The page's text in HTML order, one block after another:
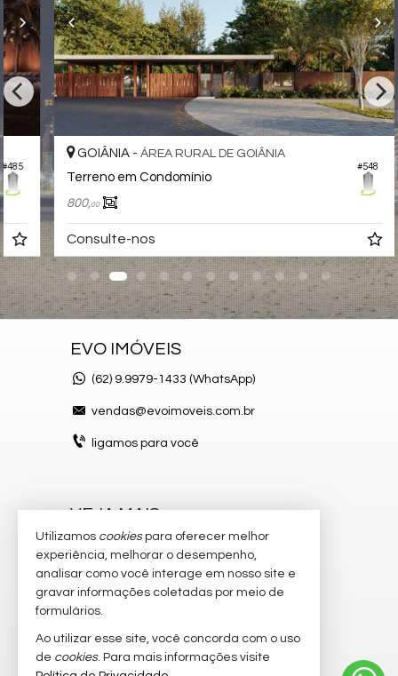
GOIÂNIA -ÁREA RURAL DE GOIÂNIA
Terreno em Condomínio
800,
00
Consulte-nos
EVO IMÓVEIS
(62) 9.9979-1433 (WhatsApp)
vendas@evoimoveis.com.br
ligamos para você
VEJA MAIS
atendimento por WhatsApp
cadastre seu imóvel
imóveis favoritos
mapa de imóveis
Utilizamos cookiespara oferecer melhor
experiência, melhorar o desempenho,
analisar como você interage em nosso site e
gravar informações coletadas por meio de
formulários.
Ao utilizar esse site, você concorda com o uso
de cookies. Para mais informações visite